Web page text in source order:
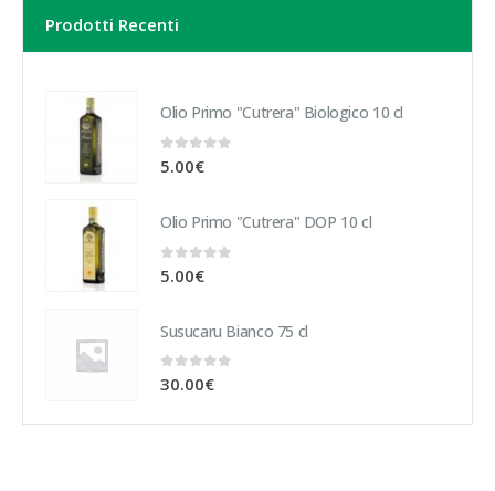
Prodotti Recenti
Olio Primo "Cutrera" Biologico 10 cl
0 Su 5
5.00€
Olio Primo "Cutrera" DOP 10 cl
0 Su 5
5.00€
Susucaru Bianco 75 cl
0Su 5
30.00€